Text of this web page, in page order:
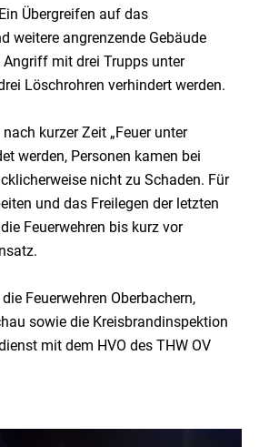
Übergreifen auf das
weitere angrenzende Gebäude
Angriff mit drei Trupps unter
Löschrohren verhindert werden.
kurzer Zeit „Feuer unter
werden, Personen kamen bei
nicht zu Schaden. Für
und das Freilegen der letzten
Feuerwehren bis kurz vor
Feuerwehren Oberbachern,
sowie die Kreisbrandinspektion
mit dem HVO des THW OV